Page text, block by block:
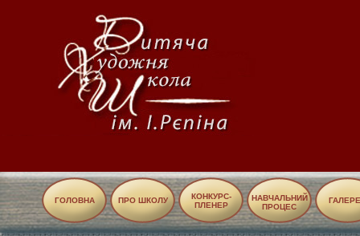
ГОЛОВНА ПРО ШКОЛУ
КОНКУРС-
ПЛЕНЕР
НАВЧАЛЬНИЙ
ПРОЦЕС